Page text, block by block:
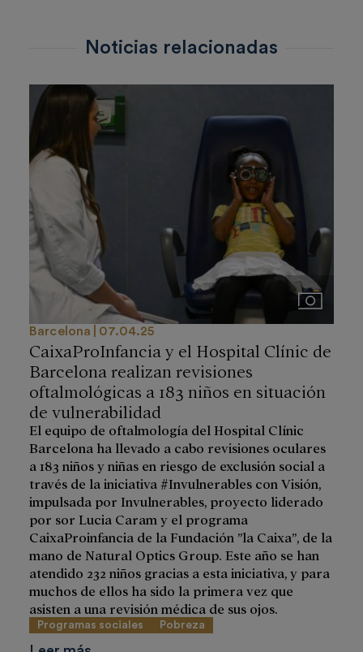
Noticias relacionadas
Imágenes
Barcelona 07.04.25
CaixaProInfancia y el Hospital Clínic de
Barcelona realizan revisiones
oftalmológicas a 183 niños en situación
de vulnerabilidad
El equipo de oftalmología del Hospital Clínic
Barcelona ha llevado a cabo revisiones oculares
a 183 niños y niñas en riesgo de exclusión social a
través de la iniciativa #Invulnerables con Visión,
impulsada por Invulnerables, proyecto liderado
por sor Lucia Caram y el programa
CaixaProinfancia de la Fundación ”la Caixa”, de la
mano de Natural Optics Group. Este año se han
atendido 232 niños gracias a esta iniciativa, y para
muchos de ellos ha sido la primera vez que
asisten a una revisión médica de sus ojos.
Programas sociales Pobreza